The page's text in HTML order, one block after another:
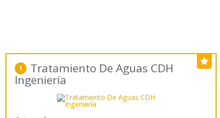
1 Tratamiento De Aguas CDH
Ingeniería